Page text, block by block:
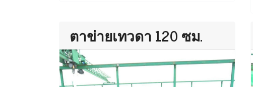
ตาข่ายเทวดา 120 ซม.